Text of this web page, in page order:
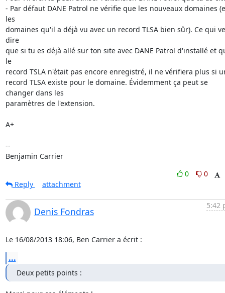
- Par défaut DANE Patrol ne vérifie que les nouveaux domaines
les
domaines qu'il a déjà vu avec un record TLSA bien sûr). Ce qui
dire
que si tu es déjà allé sur ton site avec DANE Patrol d'installé et
le
record TSLA n'était pas encore enregistré, il ne vérifiera plus si
record TLSA existe pour le domaine. Évidemment ça peut se
changer dans les
paramètres de l'extension.
A+
--
Benjamin Carrier
0
0
Reply
attachment
Denis Fondras
5:42
Le 16/08/2013 18:06, Ben Carrier a écrit :
...
Deux petits points :